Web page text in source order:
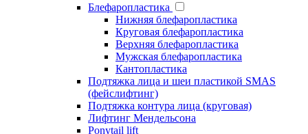
Блефаропластика
Нижняя блефаропластика
Круговая блефаропластика
Верхняя блефаропластика
Мужская блефаропластика
Кантопластика
Подтяжка лица и шеи пластикой SMAS
(фейслифтинг)
Подтяжка контура лица (круговая)
Лифтинг Мендельсона
Ponytail lift